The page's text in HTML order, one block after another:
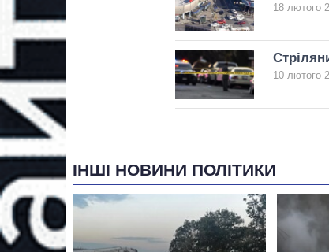
18 лютого
10 лютого
ІНШІ НОВИНИ ПОЛІТИКИ